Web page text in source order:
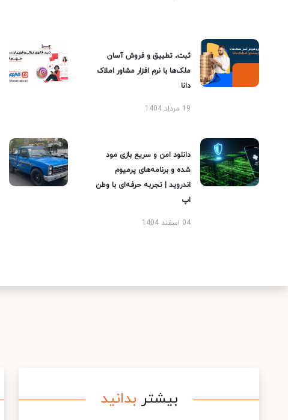
ثبت، تطبیق و فروش آسان
ملک‌ها با نرم افزار مشاور املاک
دانا
19 مرداد 1404
دانلود امن و سریع بازی مود
شده و برنامه‌های پرمیوم
اندروید | تجربه حرفه‌ای با وطن
اپ
04 اسفند 1404
بیشتر بدانید